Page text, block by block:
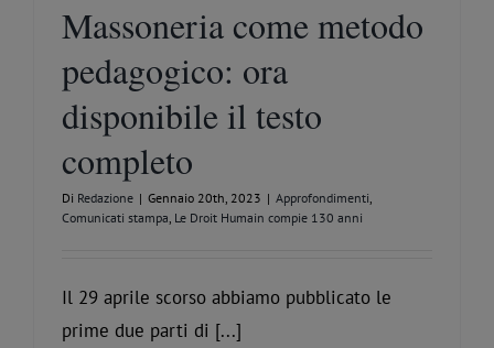
Massoneria come metodo
pedagogico: ora
disponibile il testo
completo
Di Redazione | Gennaio 20th, 2023 | Approfondimenti,
Comunicati stampa, Le Droit Humain compie 130 anni
Il 29 aprile scorso abbiamo pubblicato le
prime due parti di [...]